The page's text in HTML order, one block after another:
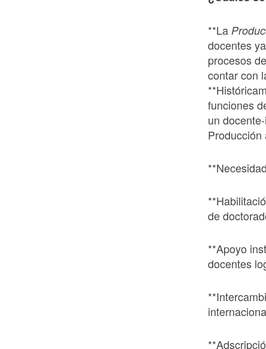
**La
docentes
procesos
contar con
funciones
un
Producción
de
**Apoyo
docentes